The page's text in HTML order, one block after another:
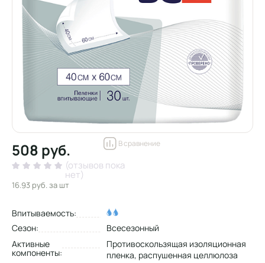
508 руб. В сравнение
(отзывов пока
нет)
16.93 руб. за шт
Впитываемость:
Сезон:
Всесезонный
Активные
компоненты:
Противоскользящая изоляционная
пленка, распушенная целлюлоза